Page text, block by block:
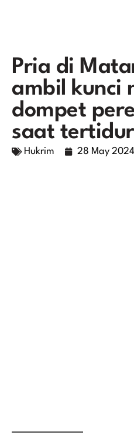
Pria di
ambil kunci
dompet
saat tertidur
Hukrim 28 May 2024